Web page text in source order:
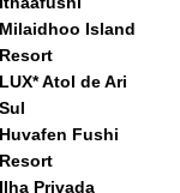
Milaidhoo Island
Resort
LUX* Atol de Ari
Sul
Huvafen Fushi
Resort
Ilha Privada